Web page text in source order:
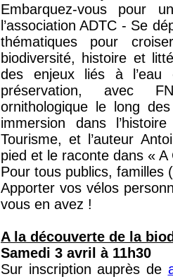
Embarquez-vous pour
l’association ADTC - Se
thématiques pour
biodiversité, histoire et
des enjeux liés à l’eau
préservation, avec
ornithologique le long
immersion dans
Tourisme, et l’auteur
pied et le raconte dans «
Pour tous publics, familles
Apporter vos vélos
vous en avez !
A la découverte de la
Samedi 3 avril à 11h30
Sur inscription auprès de